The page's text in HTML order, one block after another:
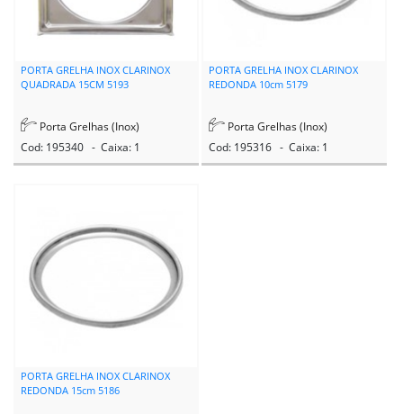
PORTA GRELHA INOX CLARINOX
QUADRADA 15CM 5193
Porta Grelhas (Inox)
Cod: 195340 - Caixa: 1
PORTA GRELHA INOX CLARINOX
REDONDA 10cm 5179
Porta Grelhas (Inox)
Cod: 195316 - Caixa: 1
PORTA GRELHA INOX CLARINOX
REDONDA 15cm 5186